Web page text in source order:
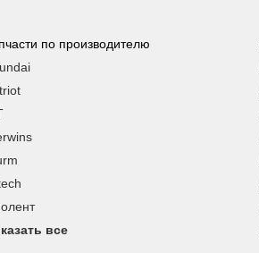
по производителю
все